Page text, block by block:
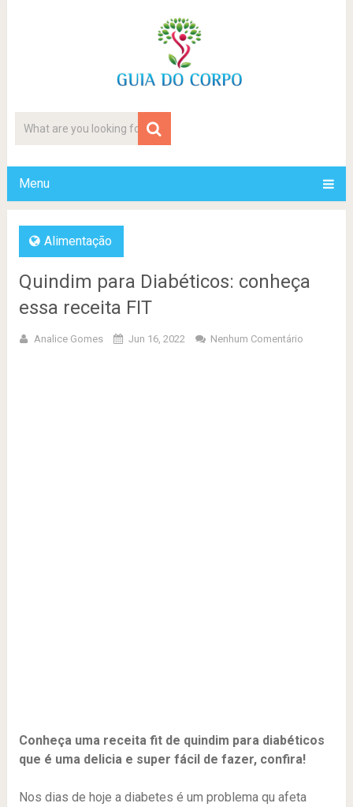
Menu
Alimentação
Quindim para Diabéticos: conheça
essa receita FIT
Analice Gomes Jun 16, 2022 Nenhum Comentário
Conheça uma receita fit de quindim para diabéticos
que é uma delicia e super fácil de fazer, confira!
Nos dias de hoje a diabetes é um problema qu afeta